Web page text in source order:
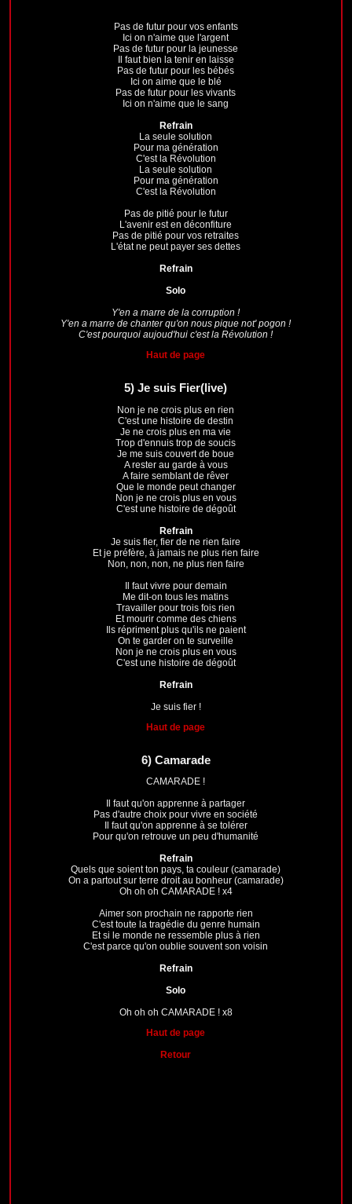
Pas de futur pour vos enfants
Ici on n'aime que l'argent
Pas de futur pour la jeunesse
Il faut bien la tenir en laisse
Pas de futur pour les bébés
Ici on aime que le blé
Pas de futur pour les vivants
Ici on n'aime que le sang
Refrain
La seule solution
Pour ma génération
C'est la Révolution
La seule solution
Pour ma génération
C'est la Révolution
Pas de pitié pour le futur
L'avenir est en déconfiture
Pas de pitié pour vos retraites
L'état ne peut payer ses dettes
Refrain
Solo
Y'en a marre de la corruption !
Y'en a marre de chanter qu'on nous pique not' pogon !
C'est pourquoi aujoud'hui c'est la Révolution !
Haut de page
5)Je suis Fier(live)
Non je ne crois plus en rien
C'est une histoire de destin
Je ne crois plus en ma vie
Trop d'ennuis trop de soucis
Je me suis couvert de boue
A rester au garde à vous
A faire semblant de rêver
Que le monde peut changer
Non je ne crois plus en vous
C'est une histoire de dégoût
Refrain
Je suis fier, fier de ne rien faire
Et je préfère, à jamais ne plus rien faire
Non, non, non, ne plus rien faire
Il faut vivre pour demain
Me dit-on tous les matins
Travailler pour trois fois rien
Et mourir comme des chiens
Ils répriment plus qu'ils ne paient
On te garder on te surveille
Non je ne crois plus en vous
C'est une histoire de dégoût
Refrain
Je suis fier !
Haut de page
6) Camarade
CAMARADE !
Il faut qu'on apprenne à partager
Pas d'autre choix pour vivre en société
Il faut qu'on apprenne à se tolérer
Pour qu'on retrouve un peu d'humanité
Refrain
Quels que soient ton pays, ta couleur (camarade)
On a partout sur terre droit au bonheur (camarade)
Oh oh oh CAMARADE ! x4
Aimer son prochain ne rapporte rien
C'est toute la tragédie du genre humain
Et si le monde ne ressemble plus à rien
C'est parce qu'on oublie souvent son voisin
Refrain
Solo
Oh oh oh CAMARADE ! x8
Haut de page
Retour